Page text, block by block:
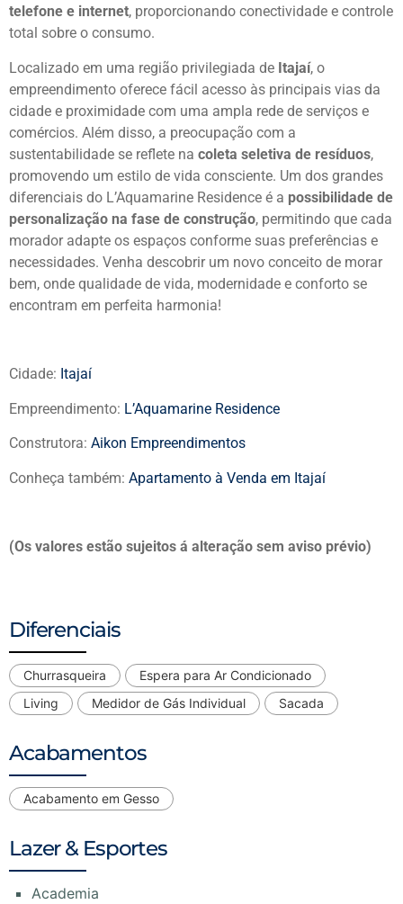
telefone e internet, proporcionando conectividade e controle
total sobre o consumo.
Localizado em uma região privilegiada de Itajaí, o
empreendimento oferece fácil acesso às principais vias da
cidade e proximidade com uma ampla rede de serviços e
comércios. Além disso, a preocupação com a
sustentabilidade se reflete na coleta seletiva de resíduos,
promovendo um estilo de vida consciente. Um dos grandes
diferenciais do L’Aquamarine Residence é a possibilidade de
personalização na fase de construção, permitindo que cada
morador adapte os espaços conforme suas preferências e
necessidades. Venha descobrir um novo conceito de morar
bem, onde qualidade de vida, modernidade e conforto se
encontram em perfeita harmonia!
Cidade: Itajaí
Empreendimento: L’Aquamarine Residence
Construtora: Aikon Empreendimentos
Conheça também: Apartamento à Venda em Itajaí
(Os valores estão sujeitos á alteração sem aviso prévio)
Diferenciais
Churrasqueira
Espera para Ar Condicionado
Living
Medidor de Gás Individual Sacada
Acabamentos
Acabamento em Gesso
Lazer & Esportes
Academia